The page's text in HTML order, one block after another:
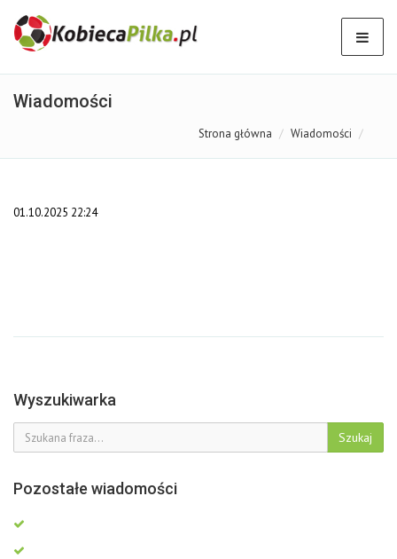
Wiadomości
Strona główna Wiadomości
01.10.2025 22:24
Wyszukiwarka
Szukaj
Pozostałe wiadomości